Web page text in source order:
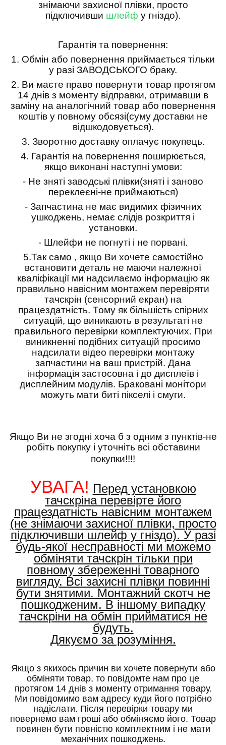
знімаючи захисної плівки, просто
підключивши шлейф у гніздо).
Гарантія та повернення:
1. Обмін або повернення приймається тільки
у разі ЗАВОДСЬКОГО браку.
2. Ви маєте право повернути товар протягом
14 днів з моменту відправки, отримавши в
заміну на аналогічний товар або повернення
коштів у повному обсязі(суму доставки не
відшкодовується).
3. Зворотню доставку оплачує покупець.
4. Гарантія на повернення поширюється,
якщо виконані наступні умови:
- Не зняті заводські плівки(зняті і заново
переклеєні-не приймаються)
- Запчастина не має видимих фізичних
ушкоджень, немає слідів розкриття і
установки.
- Шлейфи не погнуті і не порвані.
5.Так само , якщо Ви хочете самостійно
встановити деталь не маючи належної
кваліфікації ми надсилаємо інформацію як
правильно навісним монтажем перевіряти
тачскрін (сенсорний екран) на
працездатність. Тому як більшість спірних
ситуацій, що виникають в результаті не
правильного перевірки комплектуючих. При
виникненні подібних ситуацій просимо
надсилати відео перевірки монтажу
запчастини на ваш пристрій. Дана
інформація застосовна і до дисплеїв і
дисплейним модулів. Браковані монітори
можуть мати биті пікселі і смуги.
Якщо Ви не згодні хоча б з одним з пунктів-не
робіть покупку і уточніть всі обставини
покупки!!!!
УВАГА! Перед установкою
тачскріна перевірте його
працездатність навісним монтажем
(не знімаючи захисної плівки, просто
підключивши шлейф у гніздо). У разі
будь-якої несправності ми можемо
обміняти тачскрін тільки при
повному збереженні товарного
вигляду. Всі захисні плівки повинні
бути знятими. Монтажний скотч не
пошкодженим. В іншому випадку
тачскріни на обмін прийматися не
будуть.
Дякуємо за розуміння.
Якщо з якихось причин ви хочете повернути або
обміняти товар, то повідомте нам про це
протягом 14 днів з моменту отримання товару.
Ми повідомимо вам адресу куди його потрібно
надіслати. Після перевірки товару ми
повернемо вам гроші або обміняємо його. Товар
повинен бути повністю комплектним і не мати
механічних пошкоджень.